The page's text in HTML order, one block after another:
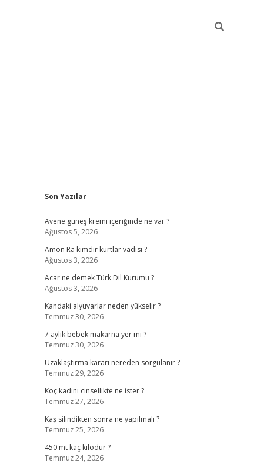
Sidebar
Son Yazılar
Avene güneş kremi içeriğinde ne var ?
Ağustos 5, 2026
Amon Ra kimdir kurtlar vadisi ?
Ağustos 3, 2026
Acar ne demek Türk Dil Kurumu ?
Ağustos 3, 2026
Kandaki alyuvarlar neden yükselir ?
Temmuz 30, 2026
7 aylık bebek makarna yer mi ?
Temmuz 30, 2026
Uzaklaştırma kararı nereden sorgulanır ?
Temmuz 29, 2026
Koç kadını cinsellikte ne ister ?
Temmuz 27, 2026
Kaş silindikten sonra ne yapılmalı ?
Temmuz 25, 2026
450 mt kaç kilodur ?
Temmuz 24, 2026